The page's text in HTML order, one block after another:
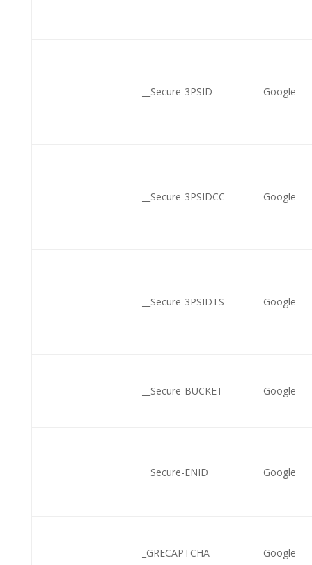
__Secure-3PSID Google
__Secure-3PSIDCC Google
__Secure-3PSIDTS Google
__Secure-BUCKET Google
__Secure-ENID Google
_GRECAPTCHA Google